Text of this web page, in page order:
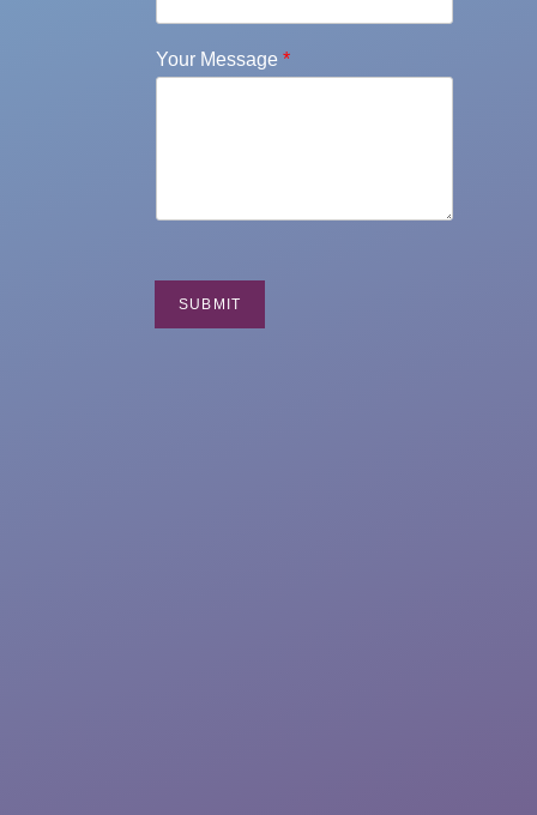
Your Message *
SUBMIT